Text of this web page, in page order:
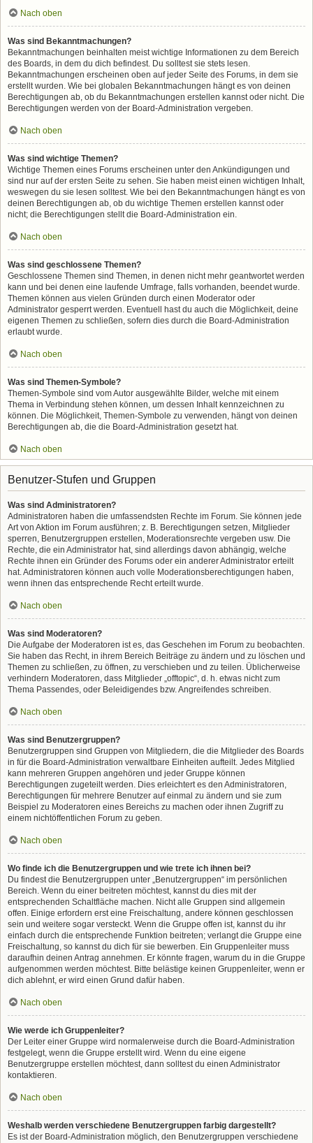
Nach oben
Was sind Bekanntmachungen?
Bekanntmachungen beinhalten meist wichtige Informationen zu dem Bereich
des Boards, in dem du dich befindest. Du solltest sie stets lesen.
Bekanntmachungen erscheinen oben auf jeder Seite des Forums, in dem sie
erstellt wurden. Wie bei globalen Bekanntmachungen hängt es von deinen
Berechtigungen ab, ob du Bekanntmachungen erstellen kannst oder nicht. Die
Berechtigungen werden von der Board-Administration vergeben.
Nach oben
Was sind wichtige Themen?
Wichtige Themen eines Forums erscheinen unter den Ankündigungen und
sind nur auf der ersten Seite zu sehen. Sie haben meist einen wichtigen Inhalt,
weswegen du sie lesen solltest. Wie bei den Bekanntmachungen hängt es von
deinen Berechtigungen ab, ob du wichtige Themen erstellen kannst oder
nicht; die Berechtigungen stellt die Board-Administration ein.
Nach oben
Was sind geschlossene Themen?
Geschlossene Themen sind Themen, in denen nicht mehr geantwortet werden
kann und bei denen eine laufende Umfrage, falls vorhanden, beendet wurde.
Themen können aus vielen Gründen durch einen Moderator oder
Administrator gesperrt werden. Eventuell hast du auch die Möglichkeit, deine
eigenen Themen zu schließen, sofern dies durch die Board-Administration
erlaubt wurde.
Nach oben
Was sind Themen-Symbole?
Themen-Symbole sind vom Autor ausgewählte Bilder, welche mit einem
Thema in Verbindung stehen können, um dessen Inhalt kennzeichnen zu
können. Die Möglichkeit, Themen-Symbole zu verwenden, hängt von deinen
Berechtigungen ab, die die Board-Administration gesetzt hat.
Nach oben
Benutzer-Stufen und Gruppen
Was sind Administratoren?
Administratoren haben die umfassendsten Rechte im Forum. Sie können jede
Art von Aktion im Forum ausführen; z. B. Berechtigungen setzen, Mitglieder
sperren, Benutzergruppen erstellen, Moderationsrechte vergeben usw. Die
Rechte, die ein Administrator hat, sind allerdings davon abhängig, welche
Rechte ihnen ein Gründer des Forums oder ein anderer Administrator erteilt
hat. Administratoren können auch volle Moderationsberechtigungen haben,
wenn ihnen das entsprechende Recht erteilt wurde.
Nach oben
Was sind Moderatoren?
Die Aufgabe der Moderatoren ist es, das Geschehen im Forum zu beobachten.
Sie haben das Recht, in ihrem Bereich Beiträge zu ändern und zu löschen und
Themen zu schließen, zu öffnen, zu verschieben und zu teilen. Üblicherweise
verhindern Moderatoren, dass Mitglieder „offtopic“, d. h. etwas nicht zum
Thema Passendes, oder Beleidigendes bzw. Angreifendes schreiben.
Nach oben
Was sind Benutzergruppen?
Benutzergruppen sind Gruppen von Mitgliedern, die die Mitglieder des Boards
in für die Board-Administration verwaltbare Einheiten aufteilt. Jedes Mitglied
kann mehreren Gruppen angehören und jeder Gruppe können
Berechtigungen zugeteilt werden. Dies erleichtert es den Administratoren,
Berechtigungen für mehrere Benutzer auf einmal zu ändern und sie zum
Beispiel zu Moderatoren eines Bereichs zu machen oder ihnen Zugriff zu
einem nichtöffentlichen Forum zu geben.
Nach oben
Wo finde ich die Benutzergruppen und wie trete ich ihnen bei?
Du findest die Benutzergruppen unter „Benutzergruppen“ im persönlichen
Bereich. Wenn du einer beitreten möchtest, kannst du dies mit der
entsprechenden Schaltfläche machen. Nicht alle Gruppen sind allgemein
offen. Einige erfordern erst eine Freischaltung, andere können geschlossen
sein und weitere sogar versteckt. Wenn die Gruppe offen ist, kannst du ihr
einfach durch die entsprechende Funktion beitreten; verlangt die Gruppe eine
Freischaltung, so kannst du dich für sie bewerben. Ein Gruppenleiter muss
daraufhin deinen Antrag annehmen. Er könnte fragen, warum du in die Gruppe
aufgenommen werden möchtest. Bitte belästige keinen Gruppenleiter, wenn er
dich ablehnt, er wird einen Grund dafür haben.
Nach oben
Wie werde ich Gruppenleiter?
Der Leiter einer Gruppe wird normalerweise durch die Board-Administration
festgelegt, wenn die Gruppe erstellt wird. Wenn du eine eigene
Benutzergruppe erstellen möchtest, dann solltest du einen Administrator
kontaktieren.
Nach oben
Weshalb werden verschiedene Benutzergruppen farbig dargestellt?
Es ist der Board-Administration möglich, den Benutzergruppen verschiedene